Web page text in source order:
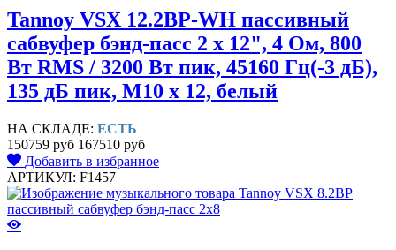
Tannoy VSX 12.2BP-WH пассивный
сабвуфер бэнд-пасс 2 x 12", 4 Ом, 800
Вт RMS / 3200 Вт пик, 45160 Гц(-3 дБ),
135 дБ пик, M10 x 12, белый
НА СКЛАДЕ: ЕСТЬ
150759 руб 167510 руб
Добавить в избранное
АРТИКУЛ: F1457